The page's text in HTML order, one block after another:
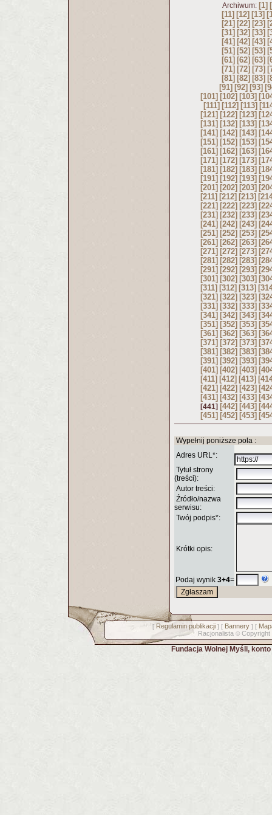
Archiwum: [1]
[11] [12] [13]
[21] [22] [23]
[31] [32] [33]
[41] [42] [43]
[51] [52] [53]
[61] [62] [63]
[71] [72] [73]
[81] [82] [83]
[91] [92] [93]
[101] [102] [103]
[111] [112] [113]
[121] [122] [123]
[131] [132] [133]
[141] [142] [143]
[151] [152] [153]
[161] [162] [163]
[171] [172] [173]
[181] [182] [183]
[191] [192] [193]
[201] [202] [203]
[211] [212] [213]
[221] [222] [223]
[231] [232] [233]
[241] [242] [243]
[251] [252] [253]
[261] [262] [263]
[271] [272] [273]
[281] [282] [283]
[291] [292] [293]
[301] [302] [303]
[311] [312] [313]
[321] [322] [323]
[331] [332] [333]
[341] [342] [343]
[351] [352] [353]
[361] [362] [363]
[371] [372] [373]
[381] [382] [383]
[391] [392] [393]
[401] [402] [403]
[411] [412] [413]
[421] [422] [423]
[431] [432] [433]
[441] [442] [443]
[451] [452] [453]
Wypełnij poniższe pola :
Adres URL*:
Tytuł strony
(treści):
Autor treści:
Źródło/nazwa
serwisu:
Twój podpis*:
Krótki opis:
Podaj wynik 3+4=
[ Regulamin publikacji] [ Bannery] [
Racjonalista © Copyright
Fundacja Wolnej Myśli,